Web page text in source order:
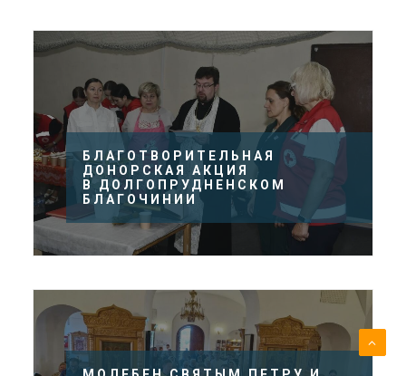
БЛАГОТВОРИТЕЛЬНАЯ
ДОНОРСКАЯ АКЦИЯ
В ДОЛГОПРУДНЕНСКОМ
БЛАГОЧИНИИ